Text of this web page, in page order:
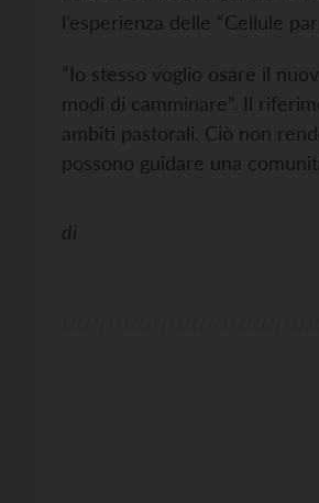
l’esperienza delle “Cellule
“Io stesso voglio osare il
modi di camminare”. Il
ambiti pastorali. Ciò non
possono guidare una
di